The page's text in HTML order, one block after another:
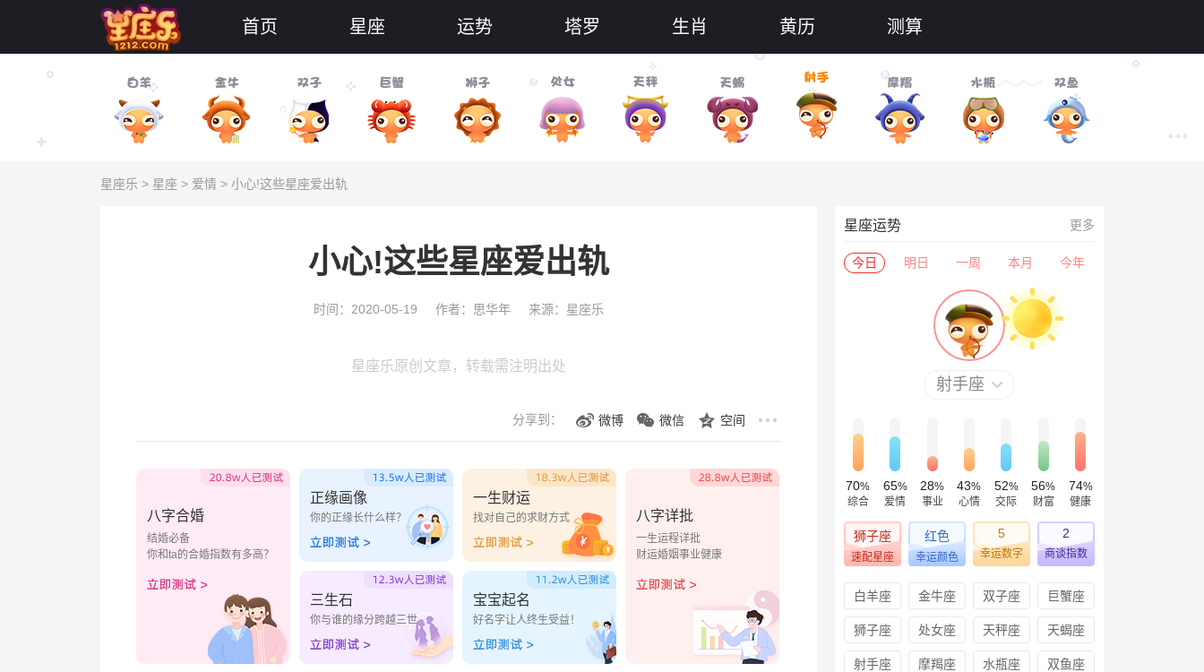
首页 星座 运势 塔罗 生肖 黄历 测算
星座乐 > 星座 > 爱情 > 小心!这些星座爱出轨
小心!这些星座爱出轨
时间：2020-05-19 作者：思华年 来源：星座乐
星座乐原创文章，转载需注明出处
分享到： 微博 微信 空间
八字合婚
结婚必备
你和ta的合婚指数有多高？
正缘画像
你的正缘长什么样？
一生财运
找对自己的求财方式
三生石
你与谁的缘分跨越三世
宝宝起名
好名字让人终生受益！
八字详批
一生运程详批
财运婚姻事业健康
星座运势 更多
今日 明日 一周 本月 今年
射手座
70%
综合
65%
爱情
28%
事业
43%
心情
52%
交际
56%
财富
74%
健康
狮子座
速配星座
红色
幸运颜色
5
幸运数字
2
商谈指数
白羊座 金牛座 双子座 巨蟹座
狮子座 处女座 天秤座 天蝎座
射手座 摩羯座 水瓶座 双鱼座